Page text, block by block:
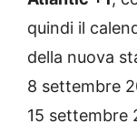
quindi il
della nuova
8 settembre
15 settembre